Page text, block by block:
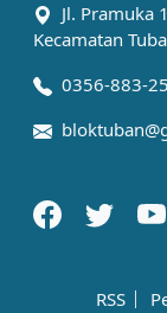
Jl. Pramuka
Kecamatan
0356-883-
RSS